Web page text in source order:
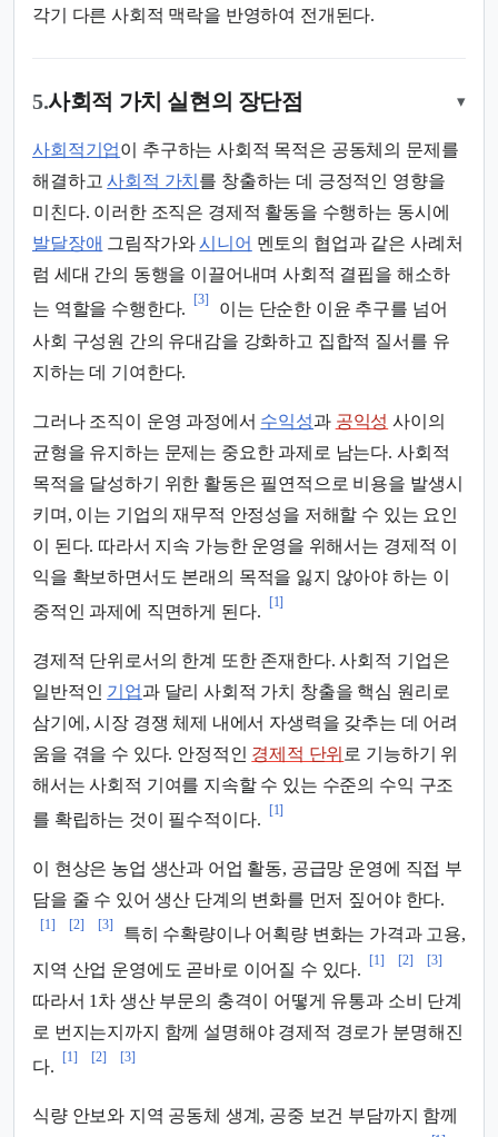
각기 다른 사회적 맥락을 반영하여 전개된다.
5.사회적 가치 실현의 장단점 ▾
사회적기업이 추구하는 사회적 목적은 공동체의 문제를
해결하고사회적 가치 를 창출하는 데 긍정적인 영향을
미친다. 이러한 조직은 경제적 활동을 수행하는 동시에
발달장애 그림작가와시니어 멘토의 협업과 같은 사례처
럼 세대 간의 동행을 이끌어내며 사회적 결핍을 해소하
는 역할을 수행한다.
[3]
이는 단순한 이윤 추구를 넘어
사회 구성원 간의 유대감을 강화하고 집합적 질서를 유
지하는 데 기여한다.
그러나 조직이 운영 과정에서 수익성과 공익성 사이의
균형을 유지하는 문제는 중요한 과제로 남는다. 사회적
목적을 달성하기 위한 활동은 필연적으로 비용을 발생시
키며, 이는 기업의 재무적 안정성을 저해할 수 있는 요인
이 된다. 따라서 지속 가능한 운영을 위해서는 경제적 이
익을 확보하면서도 본래의 목적을 잃지 않아야 하는 이
중적인 과제에 직면하게 된다.
[1]
경제적 단위로서의 한계 또한 존재한다. 사회적 기업은
일반적인 기업과 달리 사회적 가치 창출을 핵심 원리로
삼기에, 시장 경쟁 체제 내에서 자생력을 갖추는 데 어려
움을 겪을 수 있다. 안정적인 경제적 단위 로 기능하기 위
해서는 사회적 기여를 지속할 수 있는 수준의 수익 구조
를 확립하는 것이 필수적이다.
[1]
이 현상은 농업 생산과 어업 활동, 공급망 운영에 직접 부
담을 줄 수 있어 생산 단계의 변화를 먼저 짚어야 한다.
[1] [2] [3]
특히 수확량이나 어획량 변화는 가격과 고용,
지역 산업 운영에도 곧바로 이어질 수 있다.
[1] [2] [3]
따라서 1차 생산 부문의 충격이 어떻게 유통과 소비 단계
로 번지는지까지 함께 설명해야 경제적 경로가 분명해진
다.
[1] [2] [3]
식량 안보와 지역 공동체 생계, 공중 보건 부담까지 함께